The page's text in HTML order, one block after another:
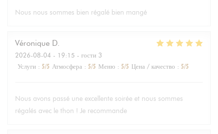
Nous nous sommes bien régalé bien mangé
Véronique D
2026-08-04 - 19:15 - гости 3
Услуги : 5/5 Атмосфера : 5/5 Меню : 5/5 Цена / качество : 5/5
Nous avons passé une excellente soirée et nous sommes
régalés avec le thon ! Je recommande